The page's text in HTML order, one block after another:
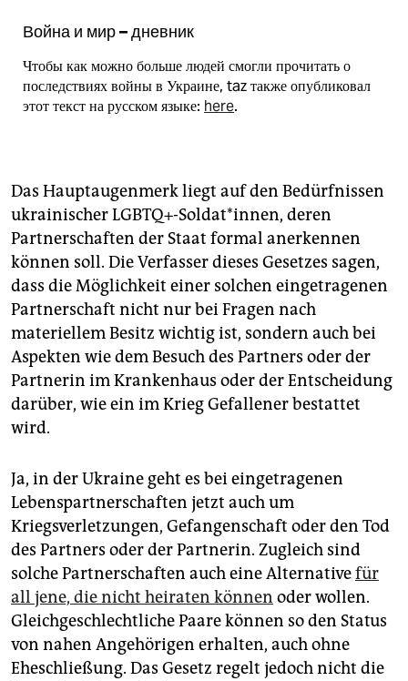
Война и мир – дневник
Чтобы как можно больше людей смогли прочитать о
последствиях войны в Украине, taz также опубликовал
этот текст на русском языке: here.
Das Hauptaugenmerk liegt auf den Bedürfnissen
ukrainischer LGBTQ+-Soldat*innen, deren
Partnerschaften der Staat formal anerkennen
können soll. Die Verfasser dieses Gesetzes sagen,
dass die Möglichkeit einer solchen eingetragenen
Partnerschaft nicht nur bei Fragen nach
materiellem Besitz wichtig ist, sondern auch bei
Aspekten wie dem Besuch des Partners oder der
Partnerin im Krankenhaus oder der Entscheidung
darüber, wie ein im Krieg Gefallener bestattet
wird.
Ja, in der Ukraine geht es bei eingetragenen
Lebenspartnerschaften jetzt auch um
Kriegsverletzungen, Gefangenschaft oder den Tod
des Partners oder der Partnerin. Zugleich sind
solche Partnerschaften auch eine Alternativefür
all jene, die nicht heiraten können oder wollen.
Gleichgeschlechtliche Paare können so den Status
von nahen Angehörigen erhalten, auch ohne
Eheschließung. Das Gesetz regelt jedoch nicht die